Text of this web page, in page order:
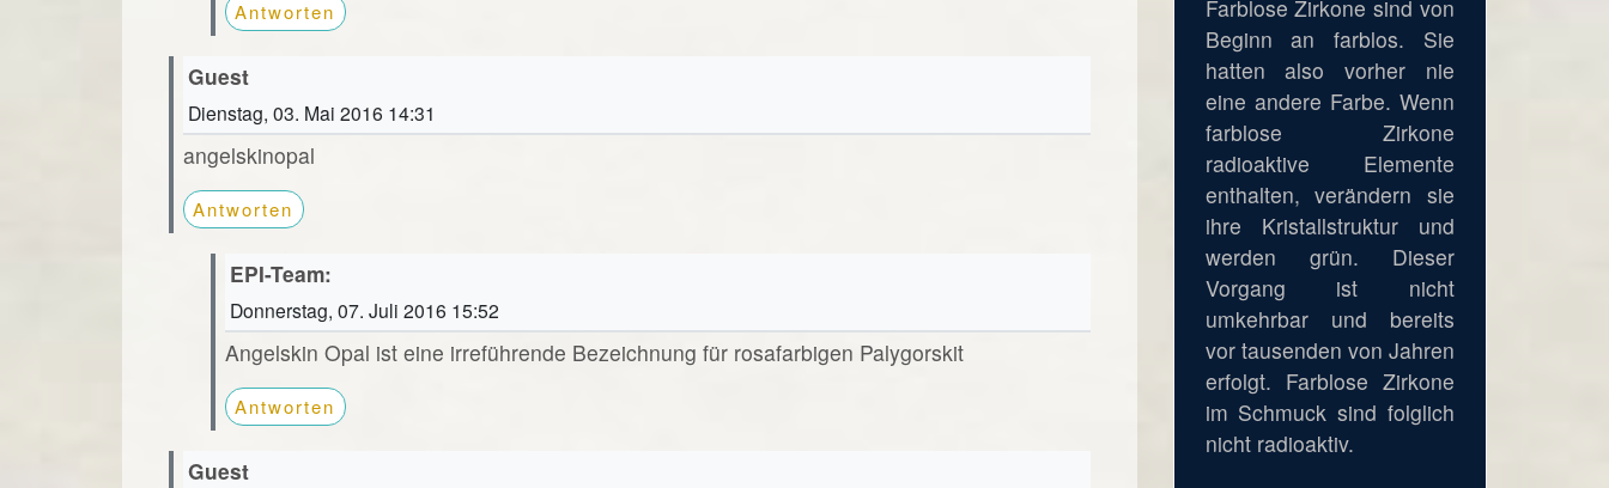
Antworten
Guest
Dienstag, 03. Mai 2016 14:31
angelskinopal
Antworten
EPI-Team:
Donnerstag, 07. Juli 2016 15:52
Angelskin Opal ist eine irreführende Bezeichnung für rosafarbigen Palygorskit
Antworten
Guest
Farblose Zirkone sind von
Beginn an farblos. Sie
hatten also vorher nie
eine andere Farbe. Wenn
farblose Zirkone
radioaktive Elemente
enthalten, verändern sie
ihre Kristallstruktur und
werden grün. Dieser
Vorgang ist nicht
umkehrbar und bereits
vor tausenden von Jahren
erfolgt. Farblose Zirkone
im Schmuck sind folglich
nicht radioaktiv.